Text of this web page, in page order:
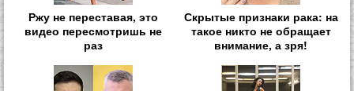
Ржу не переставая, это
видео пересмотришь не
раз
Скрытые признаки рака: на
такое никто не обращает
внимание, а зря!